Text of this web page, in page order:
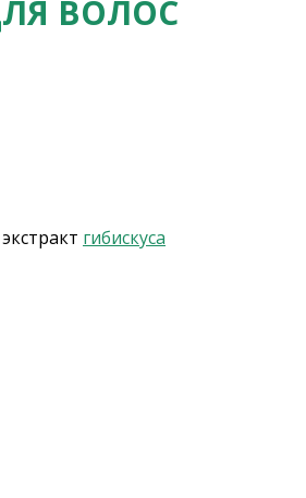
ВОЛОС
гибискуса